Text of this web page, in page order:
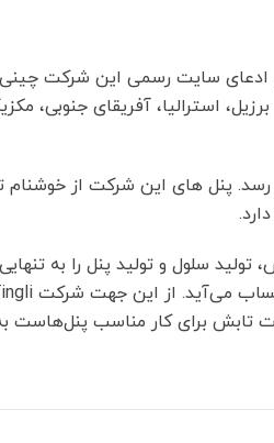
استرالیا، آفریقای جنوبی،
رسد. پنل های این شرکت از
سلول و تولید پنل را به
حساب می‌آید. از این جهت شرکت
تابش برای کار مناسب پنل‌هاست